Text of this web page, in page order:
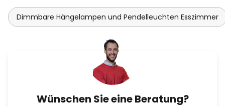
Dimmbare Hängelampen und Pendelleuchten Esszimmer
Wünschen Sie eine Beratung?